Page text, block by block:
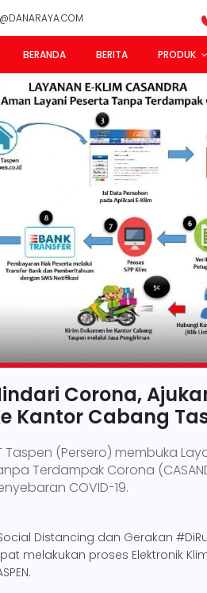
BERANDA BERITA PRODUK
Corona,
Kantor Cabang
Taspen (Persero) membuka
Terdampak Corona
COVID-19.
Distancing dan Gerakan
melakukan proses Elektronik